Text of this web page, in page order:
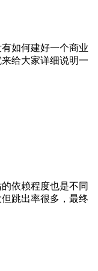
如何建好一个商业
给大家详细说明一
依赖程度也是不同
跳出率很多，最终